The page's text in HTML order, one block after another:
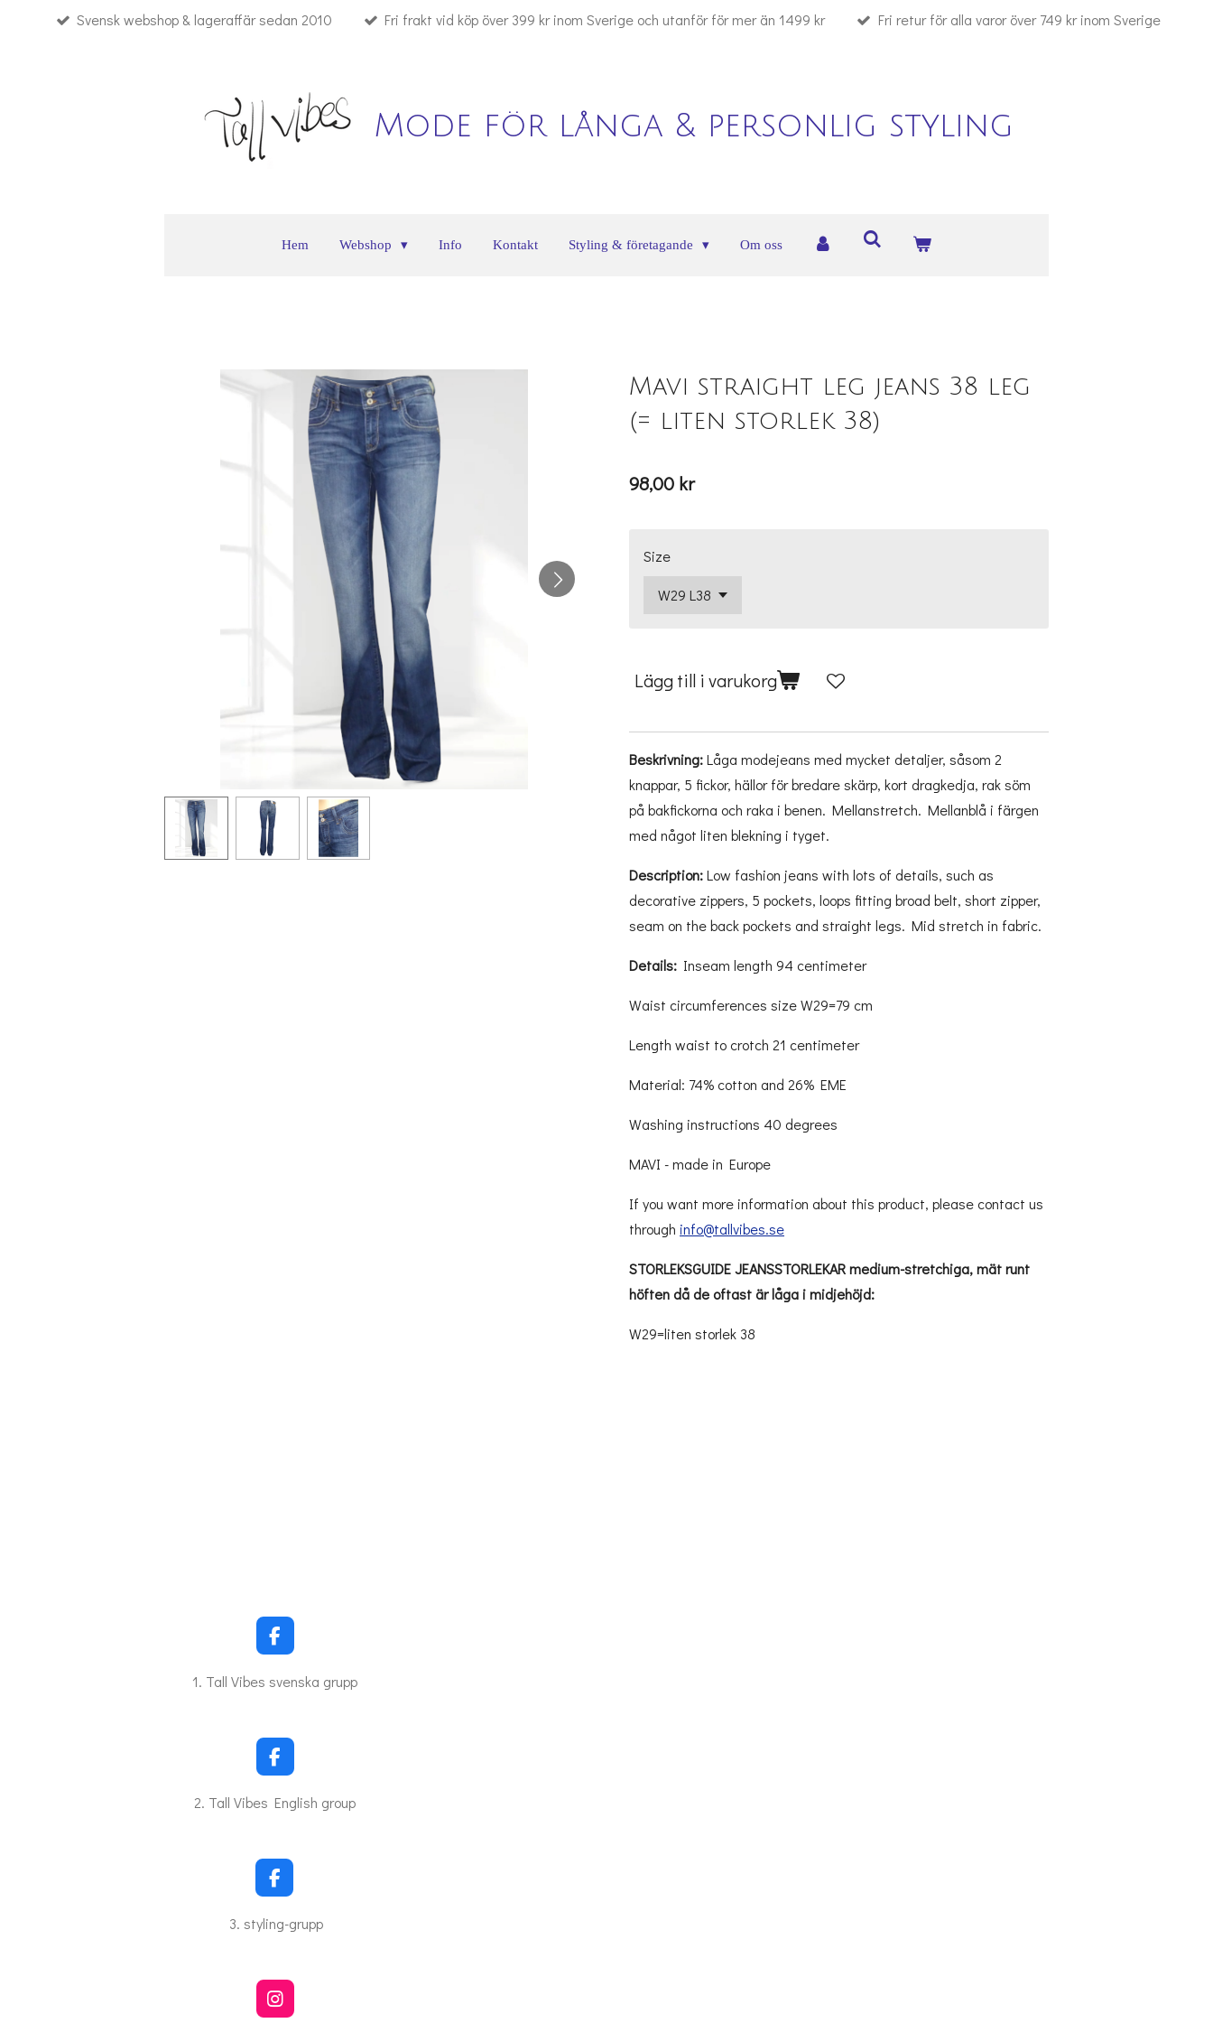
Svensk webshop & lageraffär sedan 2010 Fri frakt vid köp över 399 kr inom Sverige och utanför för mer än 1499 kr Fri retur för alla varor över 749 kr inom Sverige
Mode för långa & personlig styling
Hem Webshop Info Kontakt Styling & företagande Om oss
Mavi straight leg jeans 38 leg
(= liten storlek 38)
98,00 kr
Size
Lägg till i varukorg
Beskrivning:Låga modejeans med mycket detaljer, såsom 2
knappar, 5 fickor, hällor för bredare skärp, kort dragkedja, rak söm
på bakfickorna och raka i benen. Mellanstretch. Mellanblå i färgen
med något liten blekning i tyget.
Description:Low fashion jeans with lots of details, such as
decorative zippers, 5 pockets, loops fitting broad belt, short zipper,
seam on the back pockets and straight legs. Mid stretch in fabric.
Details: Inseam length 94 centimeter
Waist circumferences size W29=79 cm
Length waist to crotch 21 centimeter
Material: 74% cotton and 26% EME
Washing instructions 40 degrees
MAVI - made in Europe
If you want more information about this product, please contact us
through info@tallvibes.se
STORLEKSGUIDE JEANSSTORLEKAR medium-stretchiga, mät runt
höften då de oftast är låga i midjehöjd:
W29=liten storlek 38
F
a
c
o
k
1. Tall Vibes svenska grupp
F
a
c
o
k
2. Tall Vibes English group
F
a
c
e
o
k
3. styling-grupp
I